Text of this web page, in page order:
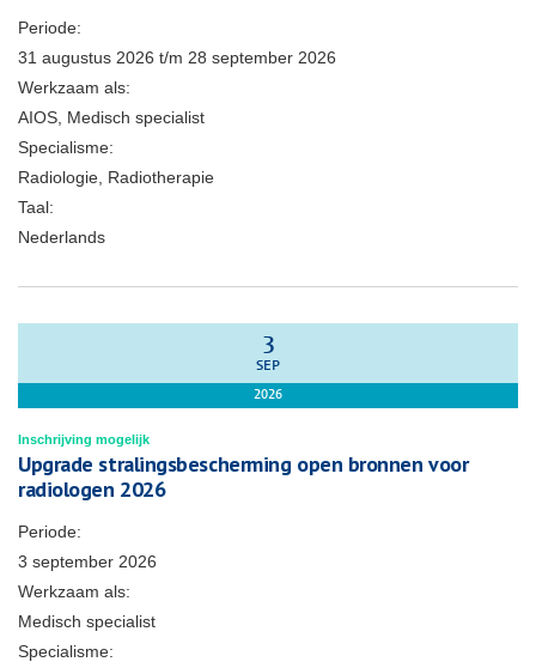
Periode:
31 augustus 2026 t/m 28 september 2026
Werkzaam als:
AIOS, Medisch specialist
Specialisme:
Radiologie, Radiotherapie
Taal:
Nederlands
3
SEP
2026
Inschrijving mogelijk
Upgrade stralingsbescherming open bronnen voor
radiologen 2026
Periode:
3 september 2026
Werkzaam als:
Medisch specialist
Specialisme: